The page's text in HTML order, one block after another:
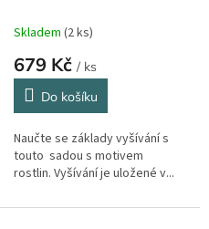
Skladem (2 ks)
679 Kč / ks
Do košíku
Naučte se základy vyšívání s
touto sadou s motivem
rostlin. Vyšívání je uložené v...